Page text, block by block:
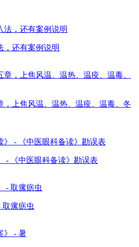
，还有案例说明
，上焦风温、温热、温疫、温毒、冬
- 《中医眼科备读》勘误表
取瘰疬虫